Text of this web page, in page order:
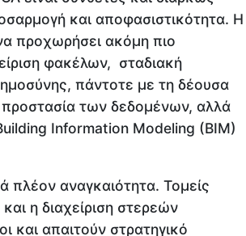
και αποφασιστικότητα. Η
προχωρήσει ακόμη πιο
φακέλων, σταδιακή
πάντοτε με τη δέουσα
των δεδομένων, αλλά
Information Modeling (BIM)
πλέον αναγκαιότητα. Τομείς
η διαχείριση στερεών
και απαιτούν στρατηγικό